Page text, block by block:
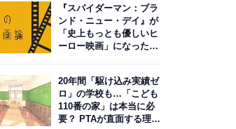
『スパイダーマン：ブラ
ンド・ニュー・デイ』が
「史上もっとも優しいヒ
ーロー映画」になった理
20年間「駆け込み実績ゼ
ロ」の学校も…「こども
110番の家」は本当に必
要？ PTAが直面する理想